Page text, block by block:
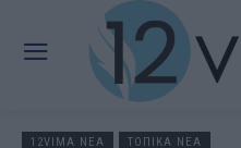
12VIMA ΝΕΑ ΤΟΠΙΚΑ ΝΕΑ